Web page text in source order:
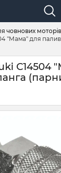
човнових моторів
"Мама" для
C14504